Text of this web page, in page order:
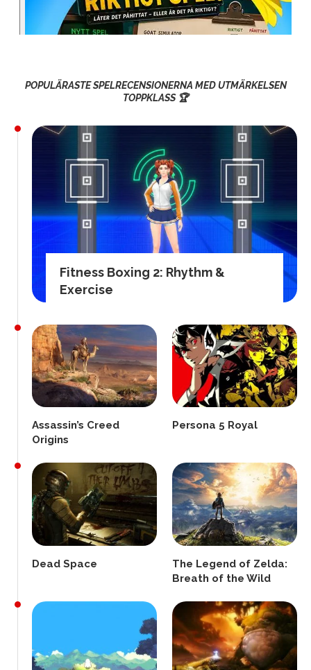
POPULÄRASTE SPELRECENSIONERNA MED UTMÄRKELSEN
TOPPKLASS 🏆
Fitness Boxing 2: Rhythm &
Exercise
Assassin’s Creed
Origins
Persona 5 Royal
Dead Space
The Legend of Zelda:
Breath of the Wild